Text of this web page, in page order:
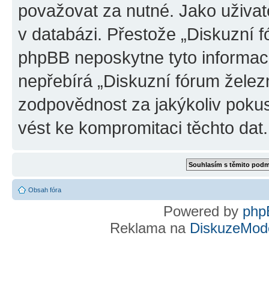
považovat za nutné. Jako
v databázi. Přestože „Diskuzní
phpBB neposkytne tyto
nepřebírá „Diskuzní fórum
zodpovědnost za jakýkoliv
vést ke kompromitaci těchto dat.
Obsah fóra
Powered by
Reklama na